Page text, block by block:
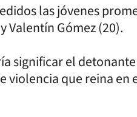
las jóvenes
Valentín Gómez (20).
significar el
violencia que reina en